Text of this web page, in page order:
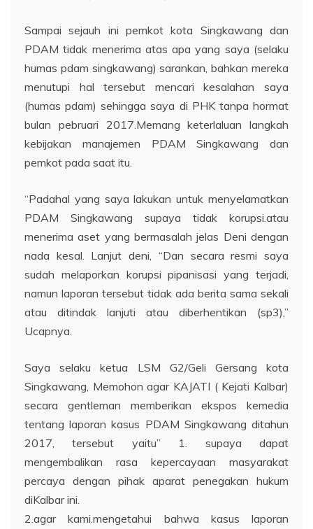
Sampai sejauh ini pemkot kota Singkawang dan
PDAM tidak menerima atas apa yang saya (selaku
humas pdam singkawang) sarankan, bahkan mereka
menutupi hal tersebut mencari kesalahan saya
(humas pdam) sehingga saya di PHK tanpa hormat
bulan pebruari 2017.Memang keterlaluan langkah
kebijakan manajemen PDAM Singkawang dan
pemkot pada saat itu.
“Padahal yang saya lakukan untuk menyelamatkan
PDAM Singkawang supaya tidak korupsi.atau
menerima aset yang bermasalah jelas Deni dengan
nada kesal. Lanjut deni, “Dan secara resmi saya
sudah melaporkan korupsi pipanisasi yang terjadi,
namun laporan tersebut tidak ada berita sama sekali
atau ditindak lanjuti atau diberhentikan (sp3),”
Ucapnya.
Saya selaku ketua LSM G2/Geli Gersang kota
Singkawang, Memohon agar KAJATI ( Kejati Kalbar)
secara gentleman memberikan ekspos kemedia
tentang laporan kasus PDAM Singkawang ditahun
2017, tersebut yaitu” 1. supaya dapat
mengembalikan rasa kepercayaan masyarakat
percaya dengan pihak aparat penegakan hukum
diKalbar ini.
2.agar kami.mengetahui bahwa kasus laporan